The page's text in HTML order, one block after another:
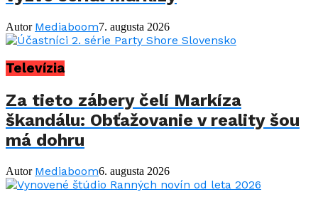
Autor Mediaboom7. augusta 2026
Televízia
Za tieto zábery čelí Markíza
škandálu: Obťažovanie v reality šou
má dohru
Autor Mediaboom6. augusta 2026